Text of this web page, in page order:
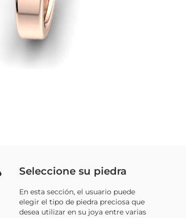
Seleccione su piedra
En esta sección, el usuario puede
elegir el tipo de piedra preciosa que
desea utilizar en su joya entre varias